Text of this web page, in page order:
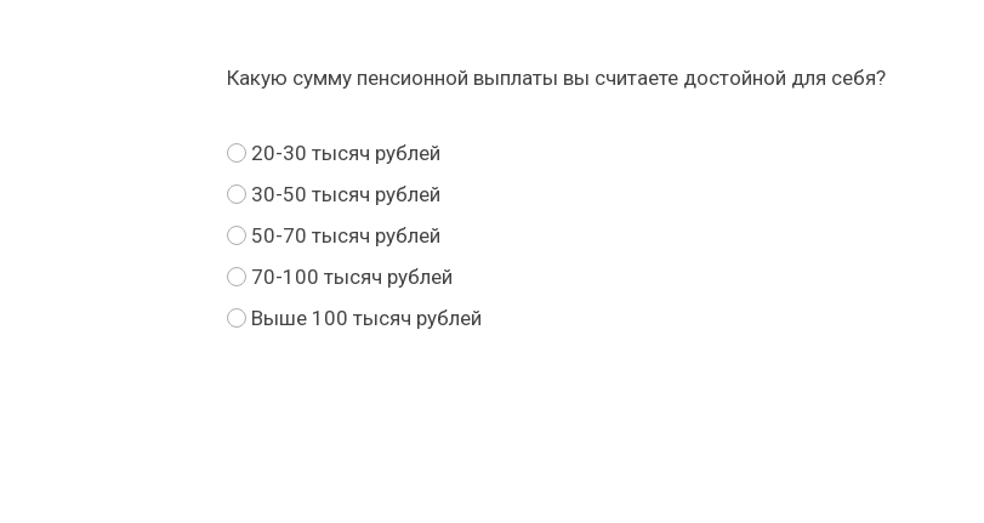
Какую сумму пенсионной выплаты вы считаете достойной для себя?
20-30 тысяч рублей
30-50 тысяч рублей
50-70 тысяч рублей
70-100 тысяч рублей
Выше 100 тысяч рублей